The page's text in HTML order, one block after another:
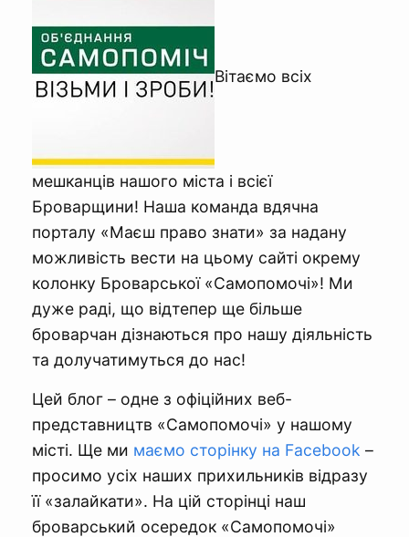
Вітаємо всіх
мешканців нашого міста і всієї
Броварщини! Наша команда вдячна
порталу «Маєш право знати» за надану
можливість вести на цьому сайті окрему
колонку Броварської «Самопомочі»! Ми
дуже раді, що відтепер ще більше
броварчан дізнаються про нашу діяльність
та долучатимуться до нас!
Цей блог – одне з офіційних веб-
представництв «Самопомочі» у нашому
місті. Ще ми маємо сторінку на Facebook –
просимо усіх наших прихильників відразу
її «залайкати». На цій сторінці наш
броварський осередок «Самопомочі»